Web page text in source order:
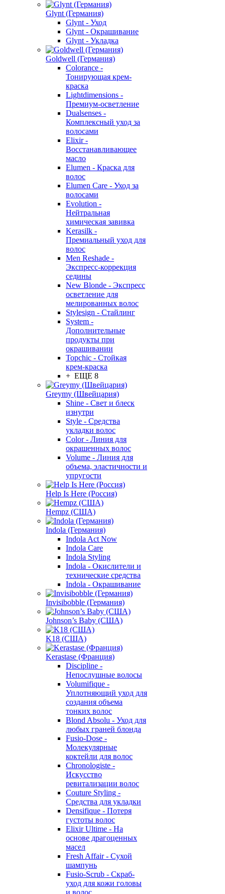
Glynt (Германия)
Glynt - Уход
Glynt - Окрашивание
Glynt - Укладка
Goldwell (Германия)
Colorance -
Тонирующая крем-
краска
Lightdimensions -
Премиум-осветление
Dualsenses -
Комплексный уход за
волосами
Elixir -
Восстанавливающее
масло
Elumen - Краска для
волос
Elumen Care - Уход за
волосами
Evolution -
Нейтральная
химическая завивка
Kerasilk -
Премиальный уход для
волос
Men Reshade -
Экспресс-коррекция
седины
New Blonde - Экспресс
осветление для
мелированных волос
Stylesign - Стайлинг
System -
Дополнительные
продукты при
окрашивании
Topchic - Стойкая
крем-краска
+ ЕЩЕ 8
Greymy (Швейцария)
Shine - Свет и блеск
изнутри
Style - Средства
укладки волос
Color - Линия для
окрашенных волос
Volume - Линия для
объема, эластичности и
упругости
Help Is Here (Россия)
Hempz (США)
Indola (Германия)
Indola Act Now
Indola Care
Indola Styling
Indola - Окислители и
технические средства
Indola - Окрашивание
Invisibobble (Германия)
Johnson’s Baby (США)
K18 (США)
Kerastase (Франция)
Discipline -
Непослушные волосы
Volumifique -
Уплотняющий уход для
создания объема
тонких волос
Blond Absolu - Уход для
любых граней блонда
Fusio-Dose -
Молекулярные
коктейли для волос
Chronologiste -
Искусство
ревитализации волос
Couture Styling -
Средства для укладки
Densifique - Потеря
густоты волос
Elixir Ultime - На
основе драгоценных
масел
Fresh Affair - Сухой
шампунь
Fusio-Scrub - Скраб-
уход для кожи головы
и волос